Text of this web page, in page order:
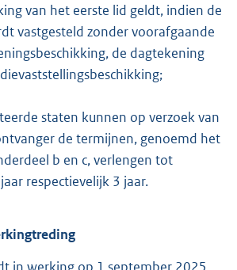
van het eerste lid geldt, indien de
vastgesteld zonder voorafgaande
de dagtekening
staten kunnen op verzoek van
de termijnen, genoemd het
b en c, verlengen tot
respectievelijk 3 jaar.